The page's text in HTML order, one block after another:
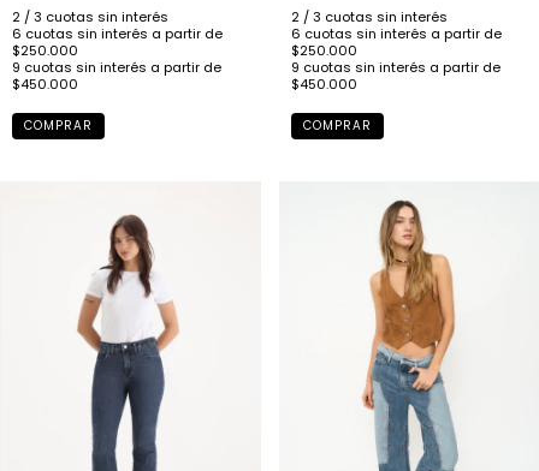
COMPRAR COMPRAR